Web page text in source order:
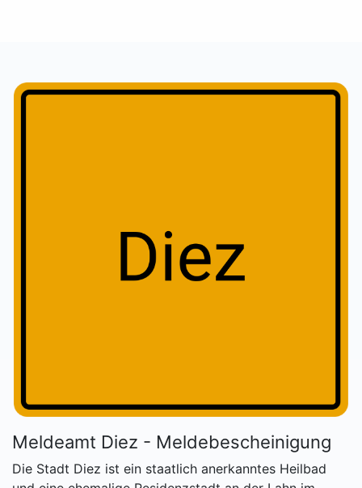
Meldeamt Diez - Meldebescheinigung
Die Stadt Diez ist ein staatlich anerkanntes Heilbad